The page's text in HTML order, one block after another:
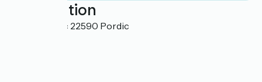
Localisation
Le Vau Madec 22590 Pordic